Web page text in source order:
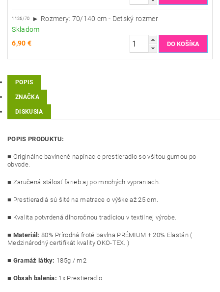
1126/70
► Rozmery: 70/140 cm - Detský rozmer
Skladom
6,90 €
POPIS
ZNAČKA
DISKUSIA
POPIS PRODUKTU:
■ Originálne bavlnené napínacie prestieradlo so všitou gumou po
obvode.
■ Zaručená stálosť farieb aj po mnohých vypraniach.
■ Prestieradlá sú šité na matrace o výške až 25 cm.
■ Kvalita potvrdená dlhoročnou tradíciou v textilnej výrobe.
■ Materiál: 80% Prírodná froté bavlna PRÉMIUM + 20% Elastán (
Medzinárodný certifikát kvality OKO-TEX. )
■ Gramáž látky: 185g / m2
■ Obsah balenia: 1x Prestieradlo